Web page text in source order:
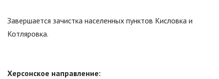
Завершается зачистка населенных пунктов Кисловка и
Котляровка.
Херсонское направление: